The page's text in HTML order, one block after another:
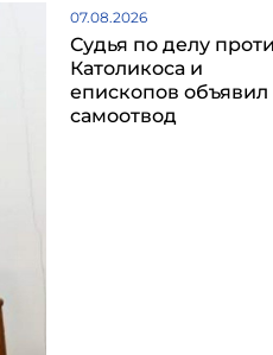
07.08.2026
Судья по делу
Католикоса и
епископов объявил
самоотвод